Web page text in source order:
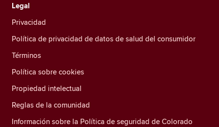
Legal
Privacidad
Política de privacidad de datos de salud del consumidor
Términos
Política sobre cookies
Propiedad intelectual
Reglas de la comunidad
Información sobre la Política de seguridad de Colorado